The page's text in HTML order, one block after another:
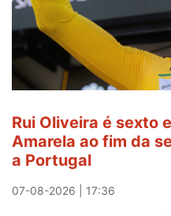
Rui Oliveira é sexto
Amarela ao fim da
a Portugal
07-08-2026 | 17:36